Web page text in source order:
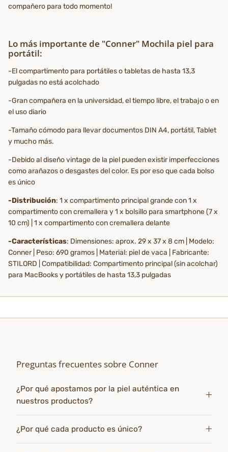
compañero para todo momento!
Lo más importante de "Conner" Mochila piel para
portátil:
-El compartimento para portátiles o tabletas de hasta 13,3
pulgadas no está acolchado
-Gran compañera en la universidad, el tiempo libre, el trabajo o en
el uso diario
-Tamaño cómodo para llevar documentos DIN A4, portátil, Tablet
y mucho más.
-Debido al diseño vintage de la piel pueden existir imperfecciones
como arañazos o desgastes del color. Es por eso que cada bolso
es único
-Distribución: 1 x compartimento principal grande con 1 x
compartimento con cremallera y 1 x bolsillo para smartphone (7 x
10 cm) | 1 x compartimento con cremallera delante
-Características: Dimensiones: aprox. 29 x 37 x 8 cm | Modelo:
Conner | Peso: 690 gramos | Material: piel de vaca | Fabricante:
STILORD | Compatibilidad: Compartimento principal (sin acolchar)
para MacBooks y portátiles de hasta 13,3 pulgadas
Preguntas frecuentes sobre Conner
¿Por qué apostamos por la piel auténtica en
nuestros productos?
¿Por qué cada producto es único?